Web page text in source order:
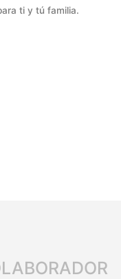
ti y tú familia.